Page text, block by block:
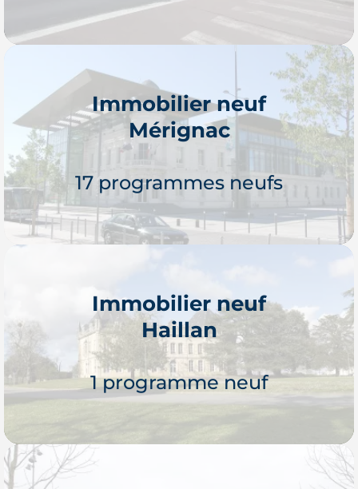
Je découvre
Immobilier neuf
Mérignac
17 programmes neufs
Je découvre
Immobilier neuf
Haillan
1 programme neuf